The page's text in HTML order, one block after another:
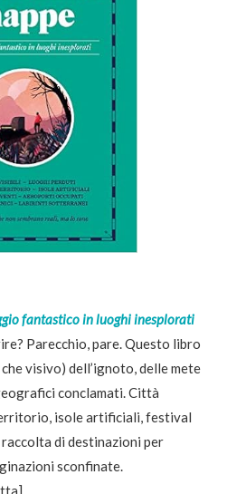
fantastico in luoghi inesplorati
Parecchio, pare. Questo libro
visivo) dell’ignoto, delle mete
conclamati. Città
isole artificiali, festival
di destinazioni per
sconfinate.